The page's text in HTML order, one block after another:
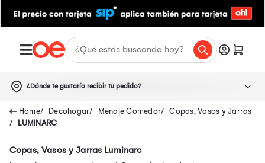
¿Dónde te gustaría recibir tu pedido?
Decohogar Menaje Comedor
Copas, Vasos y Jarras
LUMINARC
Copas, Vasos y Jarras Luminarc